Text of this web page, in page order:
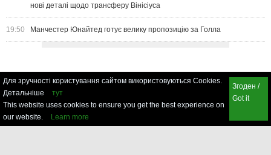
нові деталі щодо трансферу Вінісіуса
19:50 Манчестер Юнайтед готує велику пропозицію за Голла
Для зручності користування сайтом використовуються Cookies.
Детальніше
тут
This website uses cookies to ensure you get the best experience on
our website.
Learn more
Згоден /
Got it